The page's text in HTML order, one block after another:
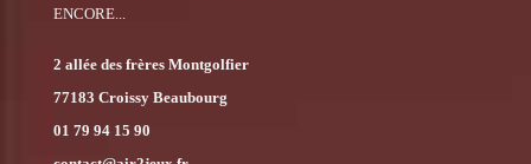
ENCORE...
2 allée des frères Montgolfier
77183 Croissy Beaubourg
01 79 94 15 90